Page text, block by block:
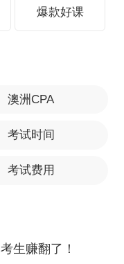
爆款好课
澳洲CPA
考试时间
考试费用
生赚翻了！